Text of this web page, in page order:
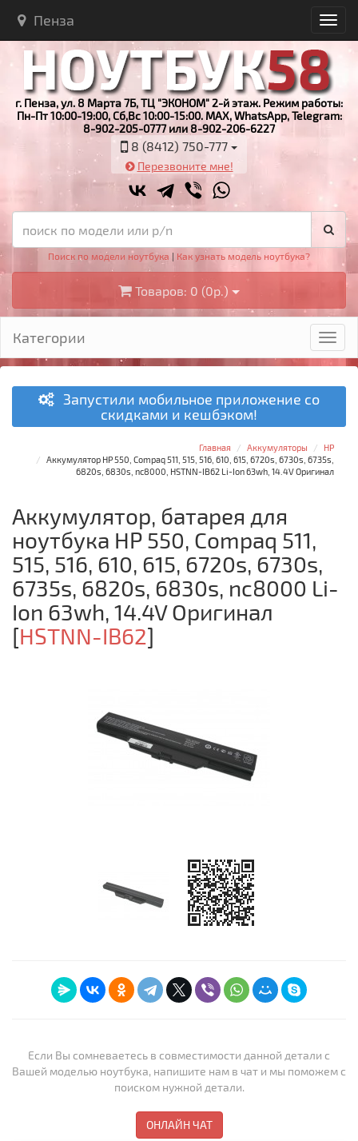
Пенза
г. Пенза, ул. 8 Марта 7Б, ТЦ "ЭКОНОМ" 2-й этаж. Режим работы:
Пн-Пт 10:00-19:00, Сб,Вс 10:00-15:00. MAX, WhatsApp, Telegram:
8-902-205-0777 или 8-902-206-6227
8 (8412) 750-777
Перезвоните мне!
Поиск по модели ноутбука | Как узнать модель ноутбука?
Товаров: 0 (0р.)
Категории
Запустили мобильное приложение со
скидками и кешбэком!
Главная Аккумуляторы
HP
Аккумулятор HP 550, Compaq 511, 515, 516, 610, 615, 6720s, 6730s, 6735s,
6820s, 6830s, nc8000, HSTNN-IB62 Li-Ion 63wh, 14.4V Оригинал
Аккумулятор, батарея для
ноутбука HP 550, Compaq 511,
515, 516, 610, 615, 6720s, 6730s,
6735s, 6820s, 6830s, nc8000 Li-
Ion 63wh, 14.4V Оригинал
[HSTNN-IB62]
Если Вы сомневаетесь в совместимости данной детали с
Вашей моделью ноутбука, напишите нам в чат и мы поможем с
поиском нужной детали.
ОНЛАЙН ЧАТ